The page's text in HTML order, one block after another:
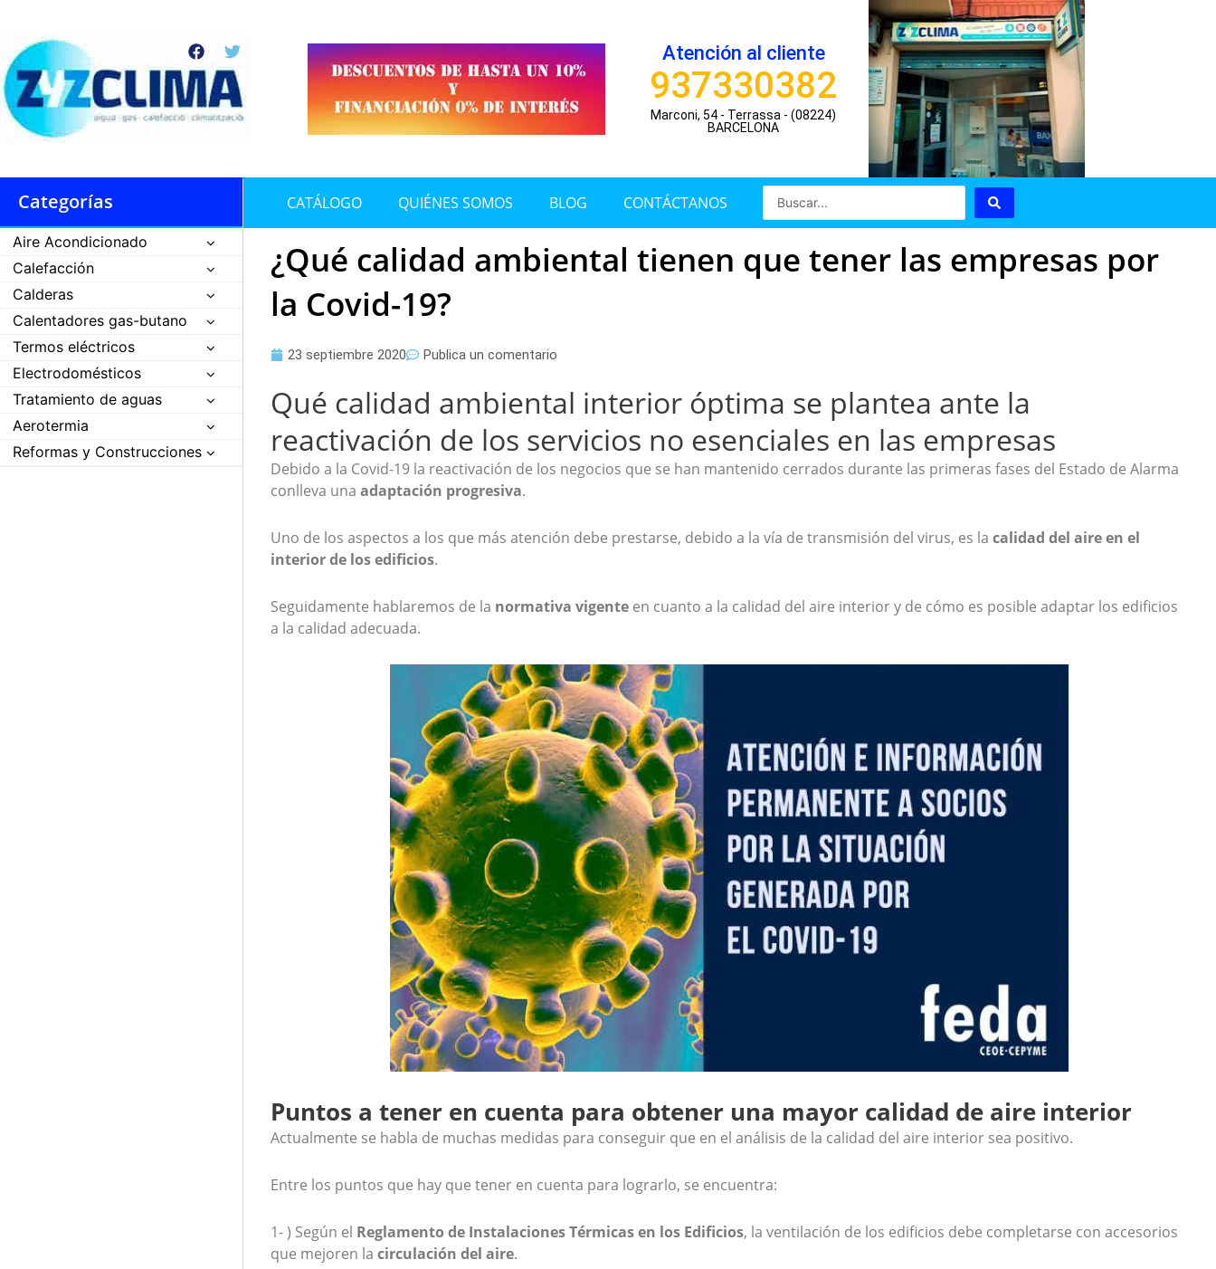
contenido
F
a
c
e
b
o
T
w
i
t
t
e
Atención al cliente
937330382
Marconi, 54 - Terrassa - (08224)
BARCELONA
CATÁLOGO QUIÉNES SOMOS BLOG CONTÁCTANOS
Search
...
Categorías
Aire Acondicionado
Calefacción
Calderas
Calentadores gas-butano
Termos eléctricos
Electrodomésticos
Tratamiento de aguas
Aerotermia
Reformas y Construcciones
¿Qué calidad ambiental tienen que tener las empresas por
la Covid-19?
23 septiembre 2020 Publica un comentario
Qué calidad ambiental interior óptima se plantea ante la
reactivación de los servicios no esenciales en las empresas
Debido a la Covid-19 la reactivación de los negocios que se han mantenido cerrados durante las primeras fases del Estado de Alarma
conlleva una adaptación progresiva.
Uno de los aspectos a los que más atención debe prestarse, debido a la vía de transmisión del virus, es la calidad del aire en el
interior de los edificios.
Seguidamente hablaremos de la normativa vigente en cuanto a la calidad del aire interior y de cómo es posible adaptar los edificios
a la calidad adecuada.
Puntos a tener en cuenta para obtener una mayor calidad de aire interior
Actualmente se habla de muchas medidas para conseguir que en el análisis de la calidad del aire interior sea positivo.
Entre los puntos que hay que tener en cuenta para lograrlo, se encuentra:
1- ) Según el Reglamento de Instalaciones Térmicas en los Edificios, la ventilación de los edificios debe completarse con accesorios
que mejoren la circulación del aire.